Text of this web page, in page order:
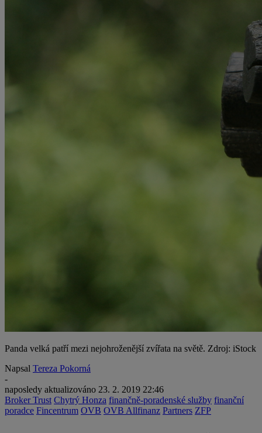
Panda velká patří mezi nejohroženější zvířata na světě. Zdroj: iStock
Napsal Tereza Pokorná
-
naposledy aktualizováno 23. 2. 2019 22:46
Broker Trust Chytrý Honza finančně-poradenské služby finanční
poradce Fincentrum OVB OVB Allfinanz Partners ZFP